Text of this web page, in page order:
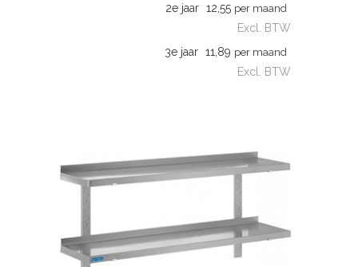
2e jaar 12,55 per maand
Excl. BTW
3e jaar 11,89 per maand
Excl. BTW